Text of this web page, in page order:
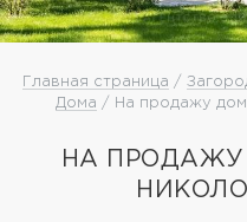
Главная страница /
Дома / На продажу
НА ПРОДАЖУ